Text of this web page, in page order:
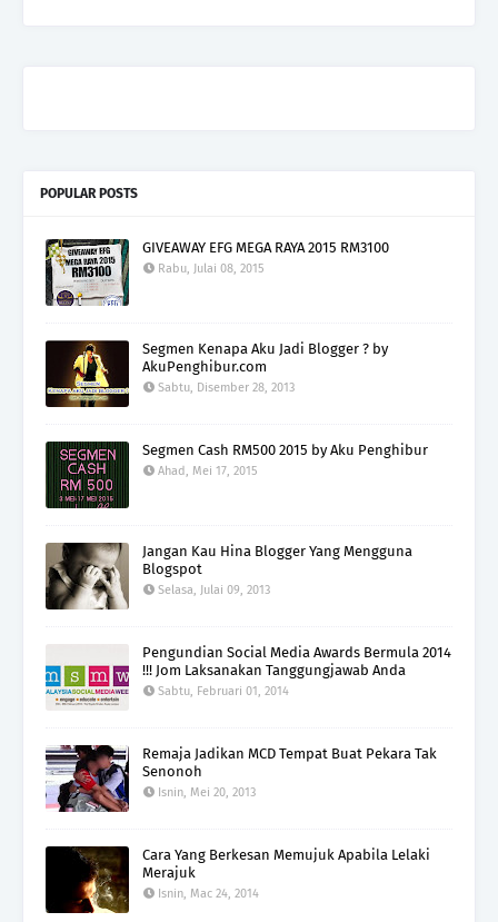
POPULAR POSTS
GIVEAWAY EFG MEGA RAYA 2015 RM3100
Rabu, Julai 08, 2015
Segmen Kenapa Aku Jadi Blogger ? by
AkuPenghibur.com
Sabtu, Disember 28, 2013
Segmen Cash RM500 2015 by Aku Penghibur
Ahad, Mei 17, 2015
Jangan Kau Hina Blogger Yang Mengguna
Blogspot
Selasa, Julai 09, 2013
Pengundian Social Media Awards Bermula 2014
!!! Jom Laksanakan Tanggungjawab Anda
Sabtu, Februari 01, 2014
Remaja Jadikan MCD Tempat Buat Pekara Tak
Senonoh
Isnin, Mei 20, 2013
Cara Yang Berkesan Memujuk Apabila Lelaki
Merajuk
Isnin, Mac 24, 2014